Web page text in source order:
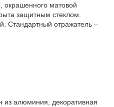
окрашенного матовой
защитным стеклом.
Стандартный отражатель –
из алюминия, декоративная